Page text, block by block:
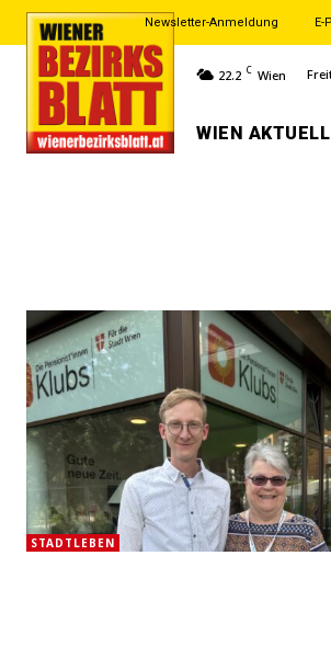
Newsletter-Anmeldung E-
22.2 C Wien
WIEN AKTUELL
STADTLEBEN